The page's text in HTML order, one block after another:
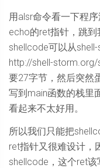
用alsr命令看一下程
echo的ret指针，跳到
shellcode可以从
http://shell-
要27字节，然后突然
写到main函数的栈里
看起来不太好用。
所以我们只能把
ret指针又很难设计，
shellcode，这个ret